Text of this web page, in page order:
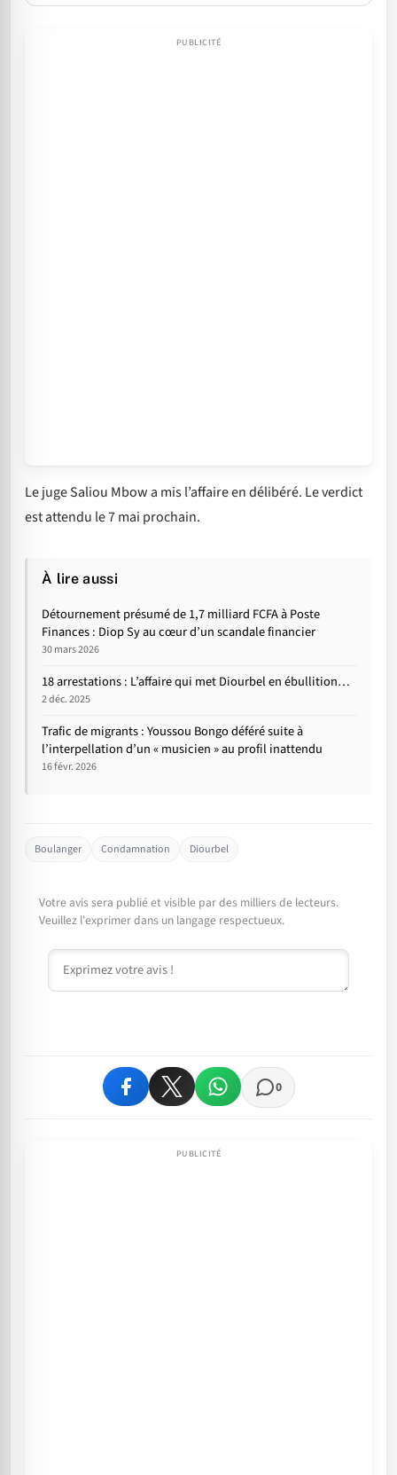
Le juge Saliou Mbow a mis l’affaire en délibéré. Le verdict
est attendu le 7 mai prochain.
À lire aussi
Détournement présumé de 1,7 milliard FCFA à Poste
Finances : Diop Sy au cœur d’un scandale financier
30 mars 2026
18 arrestations : L’affaire qui met Diourbel en ébullition…
2 déc. 2025
Trafic de migrants : Youssou Bongo déféré suite à
l’interpellation d’un « musicien » au profil inattendu
16 févr. 2026
Boulanger Condamnation Diourbel
Votre avis sera publié et visible par des milliers de lecteurs.
Veuillez l'exprimer dans un langage respectueux.
Commentaire
0